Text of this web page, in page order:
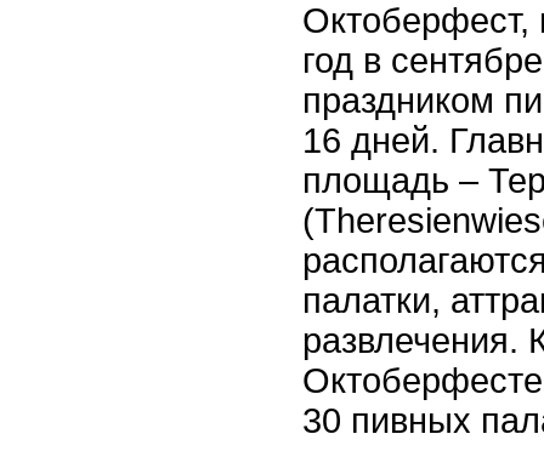
год в
праздником
16 дней.
площадь –
палатки,
развлечения.
30 пивных